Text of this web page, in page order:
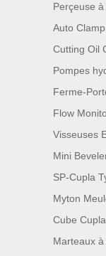
Perçeuse
Auto
Cutting Oil
Pompes
Ferme-
Flow
Visseuses
Mini
SP-Cupla
Myton
Cube Cupla
Marteaux à